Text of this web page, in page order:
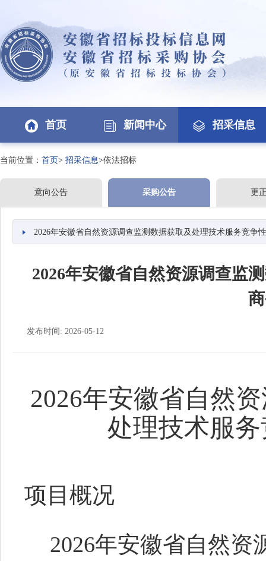
首页 新闻中心 招采信息
当前位置： 首页> 招采信息>依法招标
意向公告 采购公告 更
2026年安徽省自然资源调查监测数据获取及处理技术服务竞争
2026年安徽省自然资源调查监
发布时间: 2026-05-12
2026年安徽省自然
处理技术服
项目概况
2026年安徽省自然资